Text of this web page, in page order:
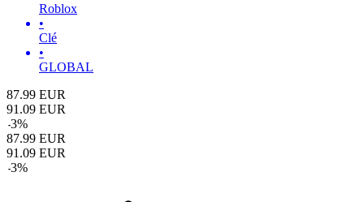
Roblox
•
Clé
•
GLOBAL
87.99 EUR
91.09 EUR
-3%
87.99 EUR
91.09 EUR
-3%